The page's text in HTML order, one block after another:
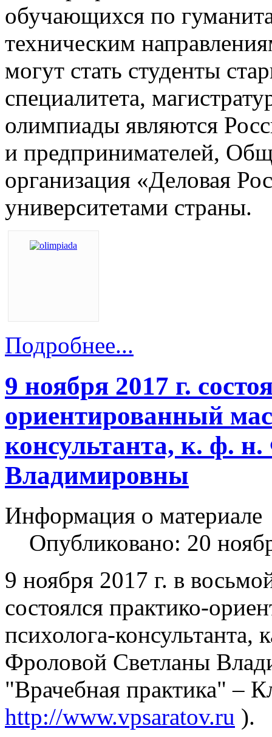
обучающихся по
техническим
могут стать студенты
специалитета,
олимпиады являются
и предпринимателей,
организация «Деловая
университетами страны.
Подробнее...
9 ноября 2017 г.
ориентированный
консультанта, к. ф.
Владимировны
Информация о материале
Опубликовано: 20
9 ноября 2017 г. в
состоялся практико-
психолога-консультанта,
Фроловой Светланы
"Врачебная практика" –
http://www.vpsaratov.ru ).